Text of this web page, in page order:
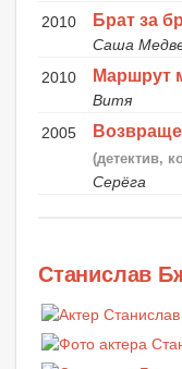
2010
Брат за
Саша
2010
Маршрут
Витя
2005
(детектив,
Серёга
Станислав